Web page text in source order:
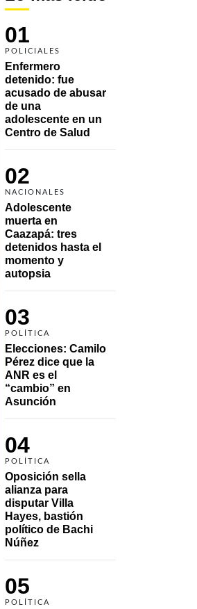
01
POLICIALES
Enfermero
detenido: fue
acusado de abusar
de una
adolescente en un
Centro de Salud
02
NACIONALES
Adolescente
muerta en
Caazapá: tres
detenidos hasta el
momento y
autopsia
03
POLÍTICA
Elecciones: Camilo
Pérez dice que la
ANR es el
“cambio” en
Asunción
04
POLÍTICA
Oposición sella
alianza para
disputar Villa
Hayes, bastión
político de Bachi
Núñez
05
POLÍTICA